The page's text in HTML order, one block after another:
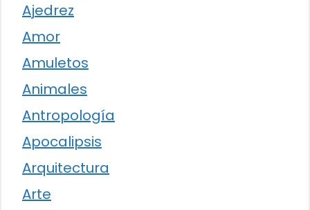
Ajedrez
Amor
Amuletos
Animales
Antropología
Apocalipsis
Arquitectura
Arte